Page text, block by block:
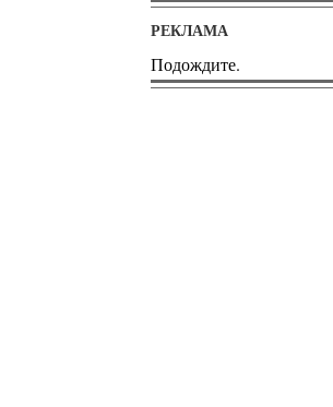
РЕКЛАМА
Подождите.